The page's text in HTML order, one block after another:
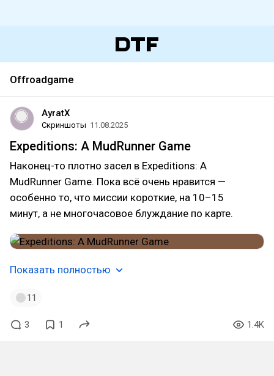
Offroadgame
AyratX
Скриншоты 11.08.2025
Expeditions: A MudRunner Game
Наконец-то плотно засел в Expeditions: A
MudRunner Game. Пока всё очень нравится —
особенно то, что миссии короткие, на 10–15
минут, а не многочасовое блуждание по карте.
Показать полностью
11
3 1 1.4K